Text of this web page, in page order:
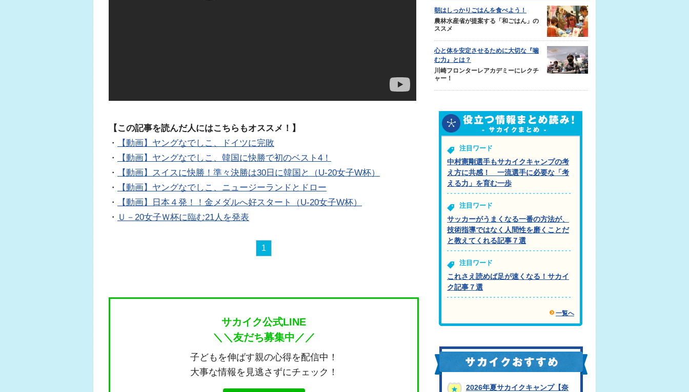
【この記事を読んだ人にはこちらもオススメ！】
・
【動画】ヤングなでしこ、ドイツに完敗
・
【動画】ヤングなでしこ、韓国に快勝で初のベスト4！
・
【動画】スイスに快勝！準々決勝は30日に韓国と（U-20女子W杯）
・
【動画】ヤングなでしこ、ニュージーランドとドロー
・
【動画】日本４発！！金メダルへ好スタート（U-20女子W杯）
・ Ｕ－20女子Ｗ杯に臨む21人を発表
1
サカイク公式LINE
＼＼友だち募集中／／
子どもを伸ばす親の心得を配信中！
大事な情報を見逃さずにチェック！
朝はしっかりごはんを食べよう！
農林水産省が提案する「和ごはん」の
ススメ
心と体を安定させるために大切な『噛
む力』とは？
川崎フロンターレアカデミーにレクチ
ャー！
注目ワード
中村憲剛選手もサカイクキャンプの考
え方に共感！ 一流選手に必要な「考
える力」を育む一歩
注目ワード
サッカーがうまくなる一番の方法が、
技術指導ではなく人間性を磨くことだ
と教えてくれる記事７選
注目ワード
これさえ読めば足が速くなる！サカイ
ク記事７選
一覧へ
2026年夏サカイクキャンプ【奈